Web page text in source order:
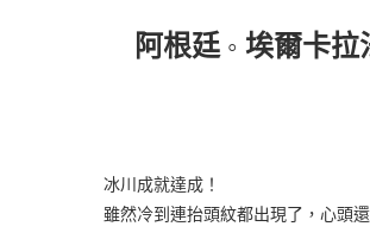
阿根廷 ◦ 埃爾卡
冰川成就達成！
雖然冷到連抬頭紋都出現了，心頭